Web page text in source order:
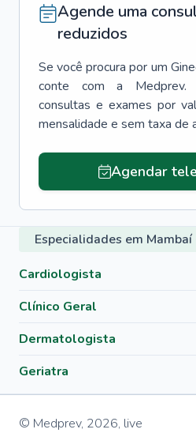
Agende uma
reduzidos
Se você procura por um
conte com a Medprev.
consultas e exames por
mensalidade e sem taxa de
Agendar
Especialidades em Mambaí
Cardiologista
Clínico Geral
Dermatologista
Geriatra
© Medprev, 2026, live